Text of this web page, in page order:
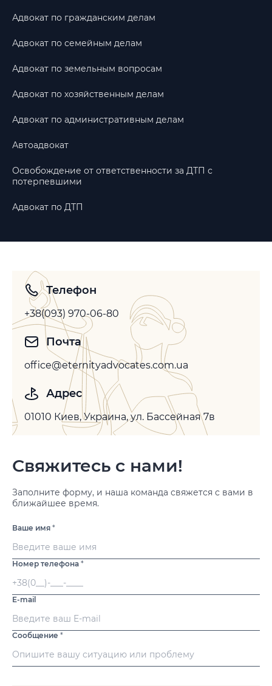
Адвокат по гражданским делам
Адвокат по семейным делам
Адвокат по земельным вопросам
Адвокат по хозяйственным делам
Адвокат по административным делам
Автоадвокат
Освобождение от ответственности за ДТП с
потерпевшими
Адвокат по ДТП
Телефон
+38(093) 970-06-80
Почта
office@eternityadvocates.com.ua
Адрес
01010 Киев, Украина, ул. Бассейная 7в
Свяжитесь с нами!
Заполните форму, и наша команда свяжется с вами в
ближайшее время.
Ваше имя *
Номер телефона *
E-mail
Сообщение *